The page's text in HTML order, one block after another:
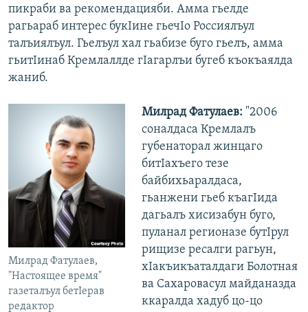
пикраби ва рекомендацияби. Амма гьелде
рагьараб интерес букIине гьечIо Россиялъул
талъиялъул. Гьелъул хал гьабизе буго гьелъ, амма
гьитIинаб Кремлаллде гIагарлъи бугеб къокъаялда
жаниб.
Милрад Фатулаев,
"Настоящее время"
газеталъул бетIерав
редактор
Милрад Фатулаев: "2006
соналдаса Кремлалъ
губенаторал жинцаго
битIахъего тезе
байбихьаралдаса,
гьанжени гьеб къагIида
дагьалъ хисизабун буго,
пуланал регионазе бутIрул
рищизе ресалги рагьун,
хIакъикъаталдаги Болотная
ва Сахаровасул майданазда
ккаралда хадуб цо-цо